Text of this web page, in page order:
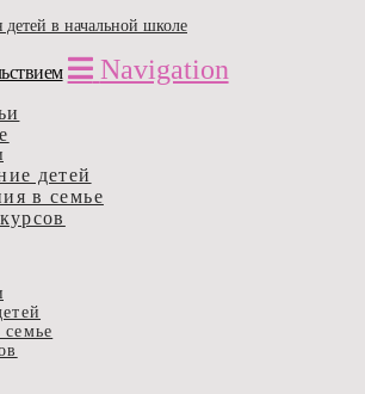
детей в начальной школе
Navigation
детей
в семье